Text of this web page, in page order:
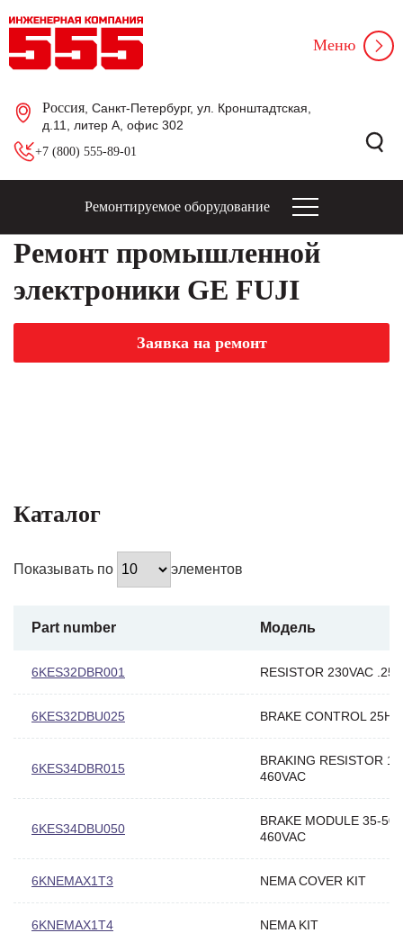
Россия , Санкт-Петербург, ул. Кронштадтская,
д.11, литер А, офис 302
+7 (800) 555-89-01
Меню
Ремонтируемое оборудование
Ремонт промышленной
электроники GE FUJI
Заявка на ремонт
Каталог
Показывать по элементов
Part number Модель
6KES32DBR001 RESISTOR 230VAC .25-
6KES32DBU025 BRAKE CONTROL 25HP
6KES34DBR015
BRAKING RESISTOR
460VAC
6KES34DBU050
BRAKE MODULE 35-
460VAC
6KNEMAX1T3 NEMA COVER KIT
6KNEMAX1T4 NEMA KIT